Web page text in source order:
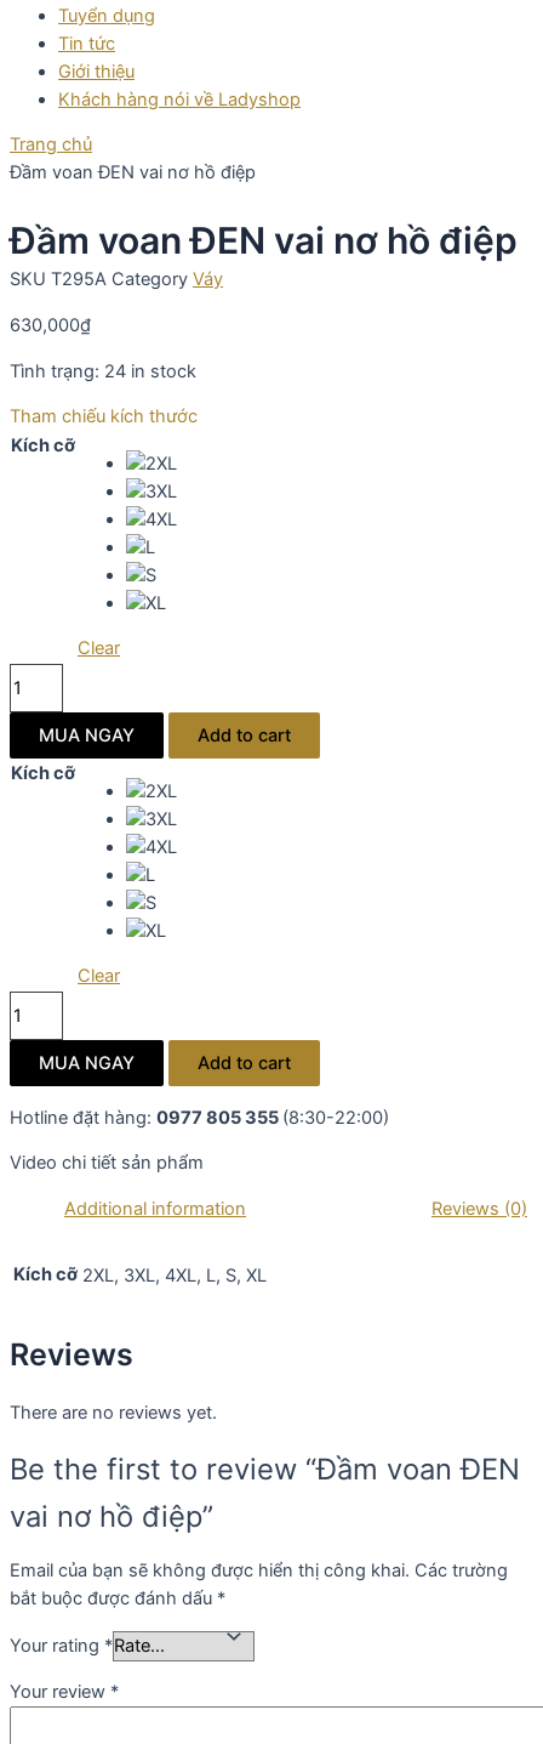
Tuyển dụng
Tin tức
Giới thiệu
Khách hàng nói về Ladyshop
Trang chủ
Đầm voan ĐEN vai nơ hồ điệp
Đầm voan ĐEN vai nơ hồ điệp
SKU T295A Category Váy
630,000₫
Tình trạng: 24 in stock
Tham chiếu kích thước
Kích cỡ
Clear
Đầm
ĐEN
vai
MUA NGAY
Add to cart
Kích cỡ
Clear
Đầm
ĐEN
vai
nơ
điệp
quantity
MUA NGAY Add to cart
Hotline đặt hàng: 0977 805 355 (8:30-22:00)
Video chi tiết sản phẩm
Additional information Reviews (0)
Kích cỡ 2XL, 3XL, 4XL, L, S, XL
Reviews
There are no reviews yet.
Be the first to review “Đầm voan ĐEN
vai nơ hồ điệp”
Email của bạn sẽ không được hiển thị công khai. Các trường
bắt buộc được đánh dấu *
Your rating *
Your review *